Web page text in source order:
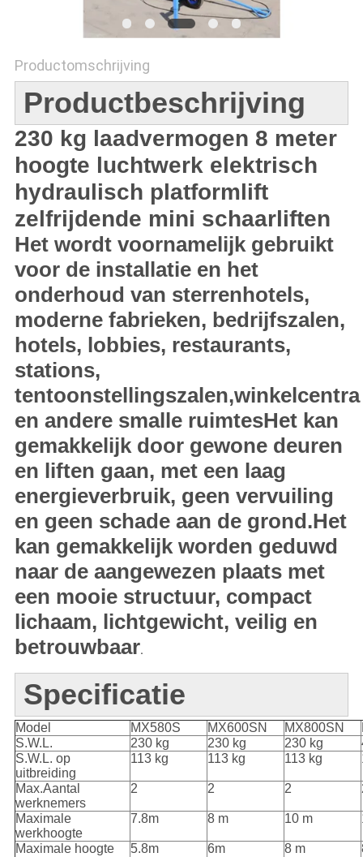
Productomschrijving
Productbeschrijving
230 kg laadvermogen 8 meter
hoogte luchtwerk elektrisch
hydraulisch platformlift
zelfrijdende mini schaarliften
Het wordt voornamelijk gebruikt
voor de installatie en het
onderhoud van sterrenhotels,
moderne fabrieken, bedrijfszalen,
hotels, lobbies, restaurants,
stations,
tentoonstellingszalen,winkelcentra
en andere smalle ruimtesHet kan
gemakkelijk door gewone deuren
en liften gaan, met een laag
energieverbruik, geen vervuiling
en geen schade aan de grond.Het
kan gemakkelijk worden geduwd
naar de aangewezen plaats met
een mooie structuur, compact
lichaam, lichtgewicht, veilig en
betrouwbaar.
Specificatie
Model MX580S MX600SN MX800SN
S.W.L.
230 kg 230 kg 230 kg
S.W.L. op
uitbreiding
113 kg 113 kg 113 kg
Max.Aantal
werknemers
2 2 2
Maximale
werkhoogte
7.8m 8 m 10 m
Maximale hoogte
5.8m 6m 8 m